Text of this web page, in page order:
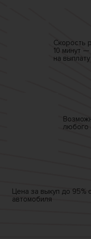
Скорость
10 минут —
на выплату
любого
Цена за выкуп до 95%
автомобиля